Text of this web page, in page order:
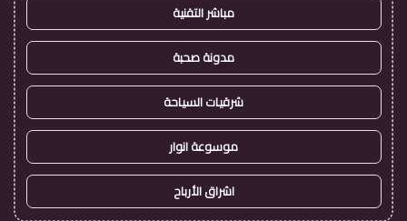
مباشر التقنية
مدونة صحبة
شرقيات السياحة
موسوعة انوار
اشراق الأرباح